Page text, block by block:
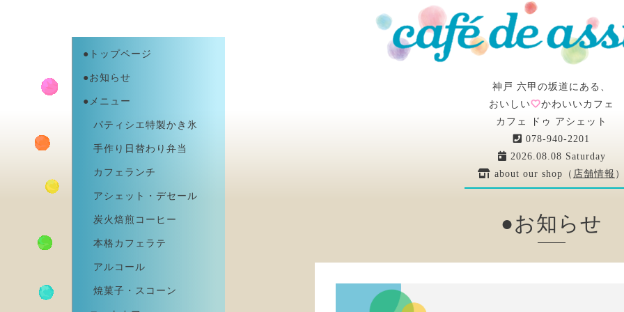
神戸 六甲の坂道にある、
おいしい
かわいいカフェ
カフェ ドゥ アシェット
078-940-2201
2026.08.08 Saturday
about our shop（ 店舗情報
●トップページ
●お知らせ
●メニュー
パティシエ特製かき氷
手作り日替わり弁当
カフェランチ
アシェット・デセール
炭火焙煎コーヒー
本格カフェラテ
アルコール
焼菓子・スコーン
●お知らせ